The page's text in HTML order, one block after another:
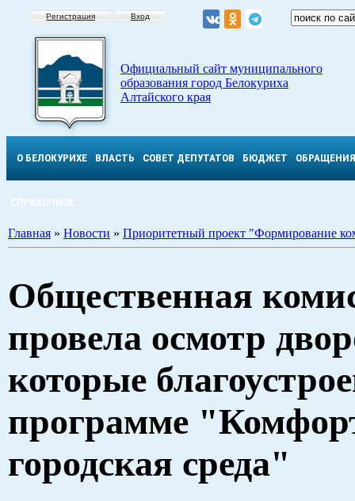
Регистрация Вход
Официальный сайт муниципального
образования город Белокуриха
Алтайского края
О БЕЛОКУРИХЕ ВЛАСТЬ СОВЕТ ДЕПУТАТОВ БЮДЖЕТ ОБРАЩЕНИЯ
СПРАВОЧНОЕ
Главная » Новости » Приоритетный проект "Формирование
Общественная
провела осмотр
которые
программе
городская среда"